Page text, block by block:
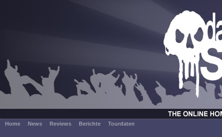
Home News Reviews Berichte Tourdaten